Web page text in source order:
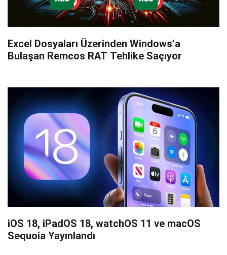
Excel Dosyaları Üzerinden Windows’a
Bulaşan Remcos RAT Tehlike Saçıyor
iOS 18, iPadOS 18, watchOS 11 ve macOS
Sequoia Yayınlandı